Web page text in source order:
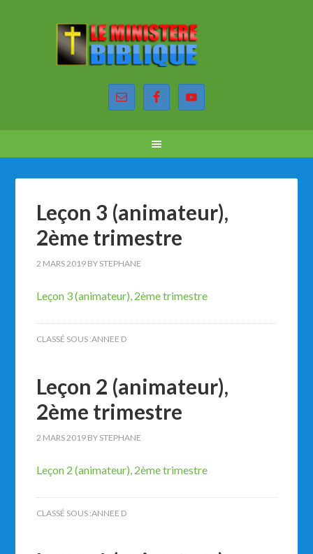
Leçon 3 (animateur),
2ème trimestre
2 MARS 2019 BY STEPHANE
Leçon 3 (animateur), 2ème trimestre
CLASSÉ SOUS :ANNEE D
Leçon 2 (animateur),
2ème trimestre
2 MARS 2019 BY STEPHANE
Leçon 2 (animateur), 2ème trimestre
CLASSÉ SOUS :ANNEE D